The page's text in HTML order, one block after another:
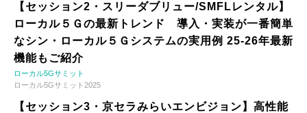
【セッション2・スリーダブリュー/SMFLレンタル】
ローカル５Ｇの最新トレンド 導入・実装が一番簡単
なシン・ローカル５Ｇシステムの実用例 25-26年最新
機能もご紹介
ローカル5Gサミット
ローカル5Gサミット2025
【セッション3・京セラみらいエンビジョン】高性能